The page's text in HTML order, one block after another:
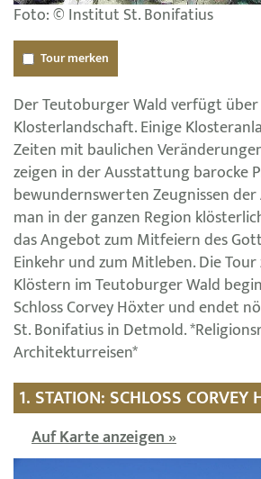
Foto: © Institut St. Bonifatius
Tour merken
Der Teutoburger Wald verfügt
Klosterlandschaft. Einige
Zeiten mit baulichen
zeigen in der Ausstattung barocke
bewundernswerten Zeugnissen
man in der ganzen Region
das Angebot zum Mitfeiern des
Einkehr und zum Mitleben. Die
Klöstern im Teutoburger Wald
Schloss Corvey Höxter und endet
St. Bonifatius in Detmold.
Architekturreisen*
1. STATION: SCHLOSS CORVEY
Auf Karte anzeigen »